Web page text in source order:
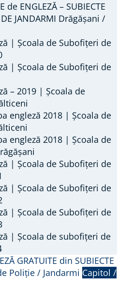
de ENGLEZĂ – SUBIECTE
JANDARMI Drăgășani /
| Școala de Subofițeri de
| Școala de Subofițeri de
– 2019 | Școala de
engleză 2018 | Școala de
engleză 2018 | Școala de
| Școala de Subofițeri de
| Școala de Subofițeri de
| Școala de Subofițeri de
| Școala de subofițeri de
GRATUITE din SUBIECTE
Poliție / Jandarmi Capitol /